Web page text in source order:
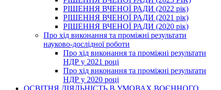
РІШЕННЯ ВЧЕНОЇ РАДИ (2022 рік)
РІШЕННЯ ВЧЕНОЇ РАДИ (2021 рік)
РІШЕННЯ ВЧЕНОЇ РАДИ (2020 рік)
Про хід виконання та проміжні результати
науково-дослідної роботи
Про хід виконання та проміжні результати
НДР у 2021 році
Про хід виконання та проміжні результати
НДР у 2020 році
ОСВІТНЯ ДІЯЛЬНІСТЬ В УМОВАХ ВОЄННОГО